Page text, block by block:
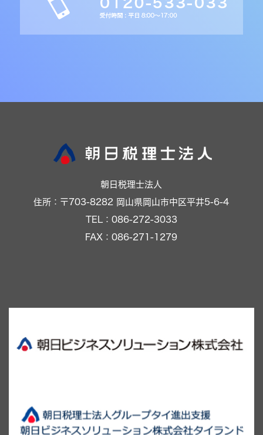
朝日税理士法人
住所：〒703-8282 岡山県岡山市中区平井5-6-4
TEL：086-272-3033
FAX：086-271-1279